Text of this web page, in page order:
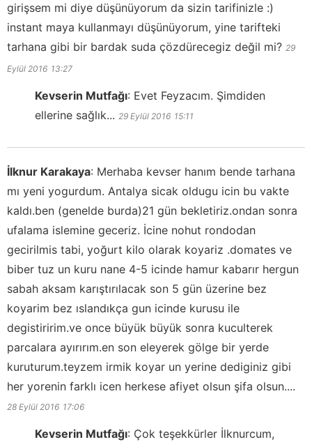
girişsem mi diye düşünüyorum da sizin tarifinizle :)
instant maya kullanmayı düşünüyorum, yine tarifteki
tarhana gibi bir bardak suda çözdürecegiz değil mi? 29
Eylül 2016 13:27
Kevserin Mutfağı: Evet Feyzacım. Şimdiden
ellerine sağlık... 29 Eylül 2016 15:11
İlknur Karakaya: Merhaba kevser hanım bende tarhana
mı yeni yogurdum. Antalya sicak oldugu icin bu vakte
kaldı.ben (genelde burda)21 gün bekletiriz.ondan sonra
ufalama islemine geceriz. İcine nohut rondodan
gecirilmis tabi, yoğurt kilo olarak koyariz .domates ve
biber tuz un kuru nane 4-5 icinde hamur kabarır hergun
sabah aksam karıştırılacak son 5 gün üzerine bez
koyarim bez ıslandıkça gun icinde kurusu ile
degistiririm.ve once büyük büyük sonra kuculterek
parcalara ayırırım.en son eleyerek gölge bir yerde
kuruturum.teyzem irmik koyar un yerine dediginiz gibi
her yorenin farklı icen herkese afiyet olsun şifa olsun....
28 Eylül 2016 17:06
Kevserin Mutfağı: Çok teşekkürler İlknurcum,